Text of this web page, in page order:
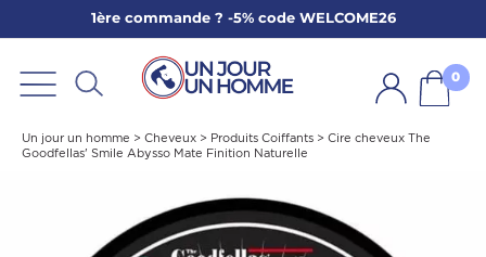
1ère commande ? -5% code WELCOME26
0
Un jour un homme > Cheveux > Produits Coiffants > Cire cheveux The
Goodfellas' Smile Abysso Mate Finition Naturelle